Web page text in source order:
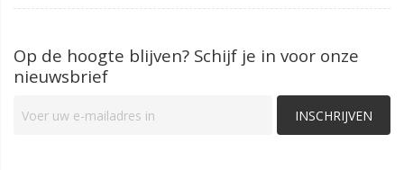
Op de hoogte blijven? Schijf je in voor onze
nieuwsbrief
INSCHRIJVEN